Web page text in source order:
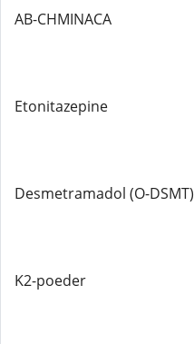
AB-CHMINACA
Etonitazepine
Desmetramadol (O-DSMT)
K2-poeder